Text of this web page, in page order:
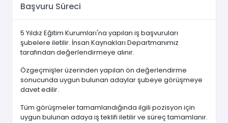
Başvuru Süreci
5 Yıldız Eğitim Kurumları'na yapılan iş başvuruları
şubelere iletilir. İnsan Kaynakları Departmanımız
tarafından değerlendirmeye alınır.
Özgeçmişler üzerinden yapılan ön değerlendirme
sonucunda uygun bulunan adaylar şubeye görüşmeye
davet edilir.
Tüm görüşmeler tamamlandığında ilgili pozisyon için
uygun bulunan adaya iş teklifi iletilir ve süreç tamamlanır.